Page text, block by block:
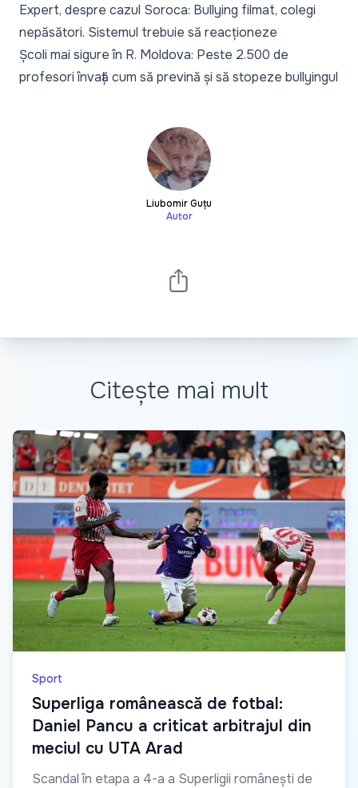
Expert, despre cazul Soroca: Bullying filmat, colegi
nepăsători. Sistemul trebuie să reacționeze
Școli mai sigure în R. Moldova: Peste 2.500 de
profesori învață cum să prevină și să stopeze bullyingul
Liubomir Guțu
Autor
Citește mai mult
Sport
Superliga românească de fotbal:
Daniel Pancu a criticat arbitrajul din
meciul cu UTA Arad
Scandal în etapa a 4-a a Superligii românești de